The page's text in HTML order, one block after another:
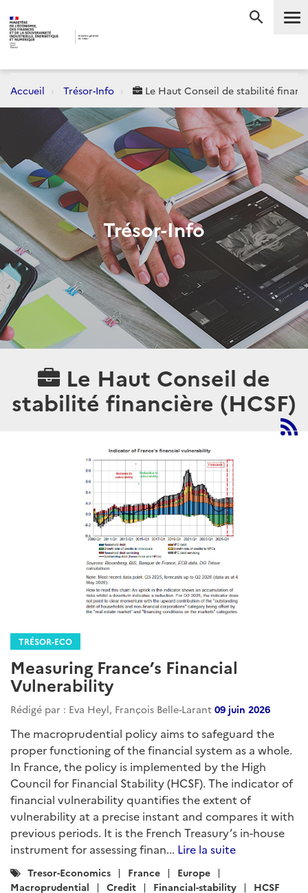
Accueil Trésor-Info Le Haut Conseil de stabilité
Trésor-Info
Le Haut Conseil de
stabilité financière (HCSF)
TRÉSOR-ECO
Measuring France’s Financial
Vulnerability
Rédigé par : Eva Heyl, François Belle-Larant 09 juin 2026
The macroprudential policy aims to safeguard the
proper functioning of the financial system as a whole.
In France, the policy is implemented by the High
Council for Financial Stability (HCSF). The indicator of
financial vulnerability quantifies the extent of
vulnerability at a precise instant and compares it with
previous periods. It is the French Treasury’s in-house
instrument for assessing finan... Lire la suite
Catégories
:
Tresor-Economics France
Europe
Macroprudential
Credit Financial-stability HCSF